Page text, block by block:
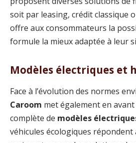
soit par leasing, crédit classique
offre aux consommateurs la
formule la mieux adaptée à leur
Modèles électriques et
Face à l’évolution des normes
Caroom met également en
complète de modèles
véhicules écologiques répondent